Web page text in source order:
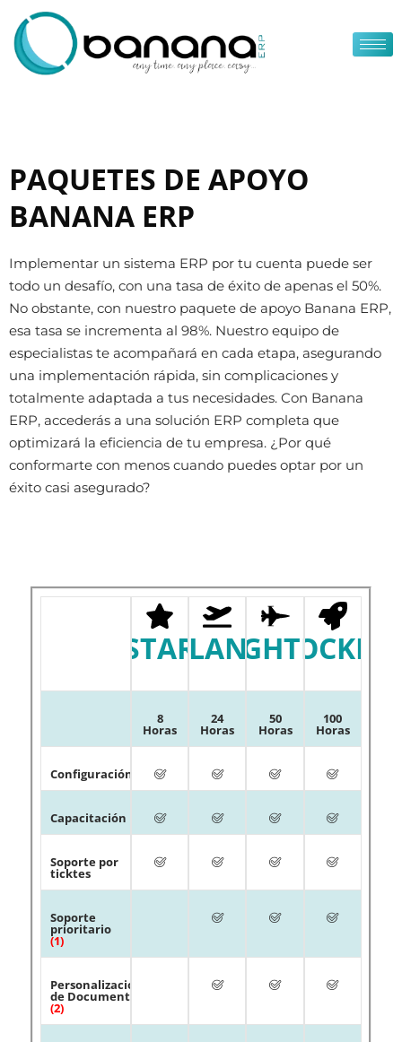
contenido
PAQUETES DE APOYO
BANANA ERP
Implementar un sistema ERP por tu cuenta puede ser
todo un desafío, con una tasa de éxito de apenas el 50%.
No obstante, con nuestro paquete de apoyo Banana ERP,
esa tasa se incrementa al 98%. Nuestro equipo de
especialistas te acompañará en cada etapa, asegurando
una implementación rápida, sin complicaciones y
totalmente adaptada a tus necesidades. Con Banana
ERP, accederás a una solución ERP completa que
optimizará la eficiencia de tu empresa. ¿Por qué
conformarte con menos cuando puedes optar por un
éxito casi asegurado?
STARPLANE
FIGHTER
ROCKET
8
Horas
24
Horas
50
Horas
100
Horas
Configuración
Capacitación
Soporte por
ticktes
Soporte
prioritario
(1)
Personalización
de Documentos
(2)